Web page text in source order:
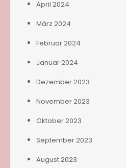
April 2024
März 2024
Februar 2024
Januar 2024
Dezember 2023
November 2023
Oktober 2023
September 2023
August 2023